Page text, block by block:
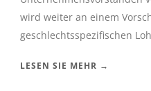
wird weiter an einem
geschlechtsspezifischen
LESEN SIE MEHR →